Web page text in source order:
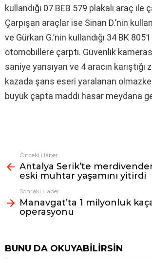
kullandığı 07 BEB 579 plakalı araç ile
Çarpışan araçlar ise Sinan D.’nin
ve Gürkan G.’nin kullandığı 34 BK
otomobillere çarptı. Güvenlik
saniye yansıyan ve 4 aracın karıştığı
kazada şans eseri yaralanan
büyük çapta maddi hasar meydana
Fazlasına
bak
Önceki Haber
Antalya Serik’te
eski muhtar yaşamını yitirdi
Sonraki Haber
Manavgat’ta 1 milyonluk
operasyonu
BUNU DA OKUYABILIRSIN